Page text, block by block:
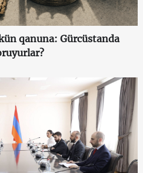
qanuna: Gürcüstanda